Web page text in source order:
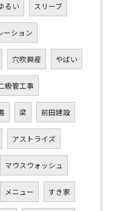
るい スリーブ
ーション
穴吹興産 やばい
級管工事
梁 前田建設
アストライズ
マウスウォッシュ
メニュー すき家